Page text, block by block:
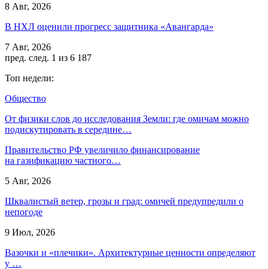
8 Авг, 2026
В НХЛ оценили прогресс защитника «Авангарда»
7 Авг, 2026
пред. след. 1 из 6 187
Топ недели:
Общество
От физики слов до исследования Земли: где омичам можно
подискутировать в середине…
Правительство РФ увеличило финансирование
на газификацию частного…
5 Авг, 2026
Шквалистый ветер, грозы и град: омичей предупредили о
непогоде
9 Июл, 2026
Вазочки и «плечики». Архитектурные ценности определяют
у …